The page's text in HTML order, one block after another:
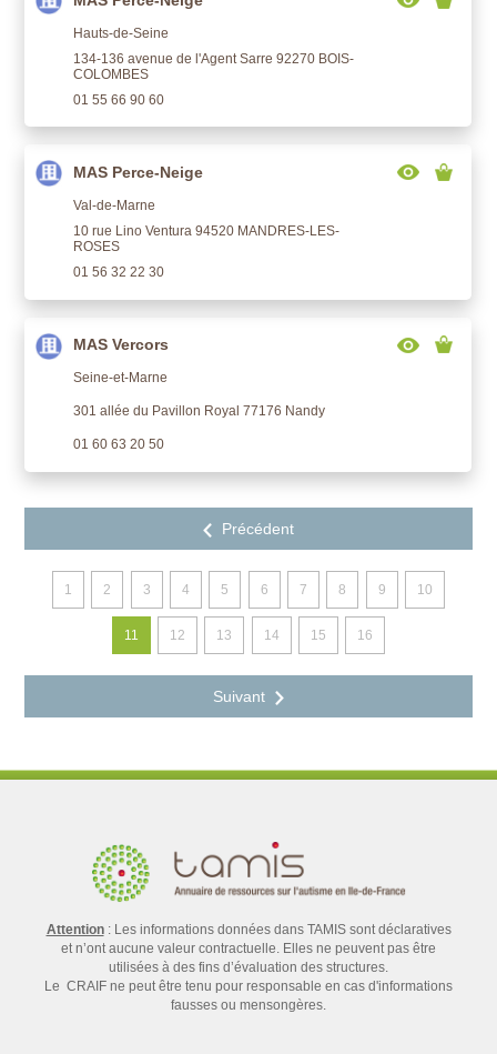
Hauts-de-Seine
134-136 avenue de l'Agent Sarre 92270 BOIS-
COLOMBES
01 55 66 90 60
MAS Perce-Neige
Val-de-Marne
10 rue Lino Ventura 94520 MANDRES-LES-
ROSES
01 56 32 22 30
MAS Vercors
Seine-et-Marne
301 allée du Pavillon Royal 77176 Nandy
01 60 63 20 50
1 2 3 4 5 6 7 8 9 10
11 12 13 14 15 16
Attention: Les informations données dans TAMIS sont déclaratives
et n’ont aucune valeur contractuelle. Elles ne peuvent pas être
utilisées à des fins d’évaluation des structures.
Le CRAIF ne peut être tenu pour responsable en cas d'informations
fausses ou mensongères.